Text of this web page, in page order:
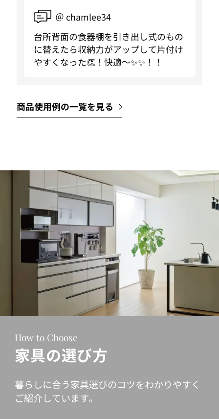
＠ chamlee34
台所背面の食器棚を引き出し式のもの
に替えたら収納力がアップして片付け
やすくなった👏！快適〜✨✨！！
商品使用例の一覧を見る
How to Choose
家具の選び方
暮らしに合う家具選びのコツをわかりやすく
ご紹介しています。